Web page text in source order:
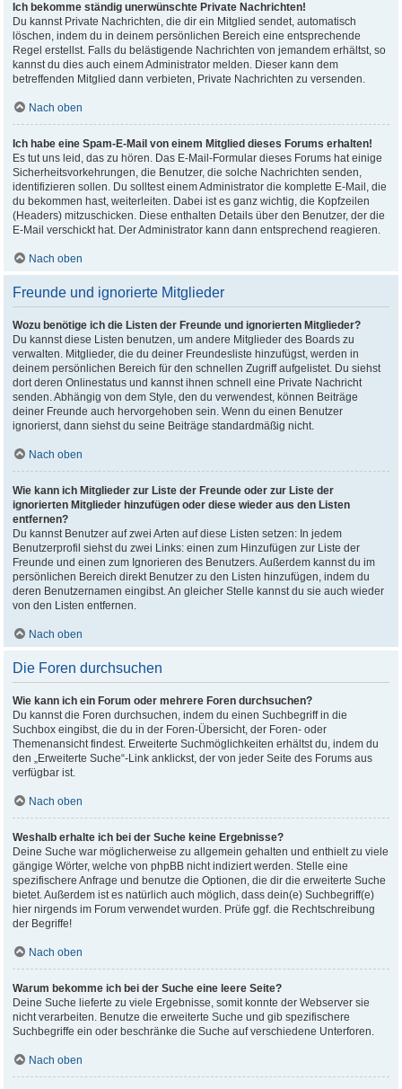
Ich bekomme ständig unerwünschte Private Nachrichten!
Du kannst Private Nachrichten, die dir ein Mitglied sendet, automatisch
löschen, indem du in deinem persönlichen Bereich eine entsprechende
Regel erstellst. Falls du belästigende Nachrichten von jemandem erhältst, so
kannst du dies auch einem Administrator melden. Dieser kann dem
betreffenden Mitglied dann verbieten, Private Nachrichten zu versenden.
Nach oben
Ich habe eine Spam-E-Mail von einem Mitglied dieses Forums erhalten!
Es tut uns leid, das zu hören. Das E-Mail-Formular dieses Forums hat einige
Sicherheitsvorkehrungen, die Benutzer, die solche Nachrichten senden,
identifizieren sollen. Du solltest einem Administrator die komplette E-Mail, die
du bekommen hast, weiterleiten. Dabei ist es ganz wichtig, die Kopfzeilen
(Headers) mitzuschicken. Diese enthalten Details über den Benutzer, der die
E-Mail verschickt hat. Der Administrator kann dann entsprechend reagieren.
Nach oben
Freunde und ignorierte Mitglieder
Wozu benötige ich die Listen der Freunde und ignorierten Mitglieder?
Du kannst diese Listen benutzen, um andere Mitglieder des Boards zu
verwalten. Mitglieder, die du deiner Freundesliste hinzufügst, werden in
deinem persönlichen Bereich für den schnellen Zugriff aufgelistet. Du siehst
dort deren Onlinestatus und kannst ihnen schnell eine Private Nachricht
senden. Abhängig von dem Style, den du verwendest, können Beiträge
deiner Freunde auch hervorgehoben sein. Wenn du einen Benutzer
ignorierst, dann siehst du seine Beiträge standardmäßig nicht.
Nach oben
Wie kann ich Mitglieder zur Liste der Freunde oder zur Liste der
ignorierten Mitglieder hinzufügen oder diese wieder aus den Listen
entfernen?
Du kannst Benutzer auf zwei Arten auf diese Listen setzen: In jedem
Benutzerprofil siehst du zwei Links: einen zum Hinzufügen zur Liste der
Freunde und einen zum Ignorieren des Benutzers. Außerdem kannst du im
persönlichen Bereich direkt Benutzer zu den Listen hinzufügen, indem du
deren Benutzernamen eingibst. An gleicher Stelle kannst du sie auch wieder
von den Listen entfernen.
Nach oben
Die Foren durchsuchen
Wie kann ich ein Forum oder mehrere Foren durchsuchen?
Du kannst die Foren durchsuchen, indem du einen Suchbegriff in die
Suchbox eingibst, die du in der Foren-Übersicht, der Foren- oder
Themenansicht findest. Erweiterte Suchmöglichkeiten erhältst du, indem du
den „Erweiterte Suche“-Link anklickst, der von jeder Seite des Forums aus
verfügbar ist.
Nach oben
Weshalb erhalte ich bei der Suche keine Ergebnisse?
Deine Suche war möglicherweise zu allgemein gehalten und enthielt zu viele
gängige Wörter, welche von phpBB nicht indiziert werden. Stelle eine
spezifischere Anfrage und benutze die Optionen, die dir die erweiterte Suche
bietet. Außerdem ist es natürlich auch möglich, dass dein(e) Suchbegriff(e)
hier nirgends im Forum verwendet wurden. Prüfe ggf. die Rechtschreibung
der Begriffe!
Nach oben
Warum bekomme ich bei der Suche eine leere Seite?
Deine Suche lieferte zu viele Ergebnisse, somit konnte der Webserver sie
nicht verarbeiten. Benutze die erweiterte Suche und gib spezifischere
Suchbegriffe ein oder beschränke die Suche auf verschiedene Unterforen.
Nach oben